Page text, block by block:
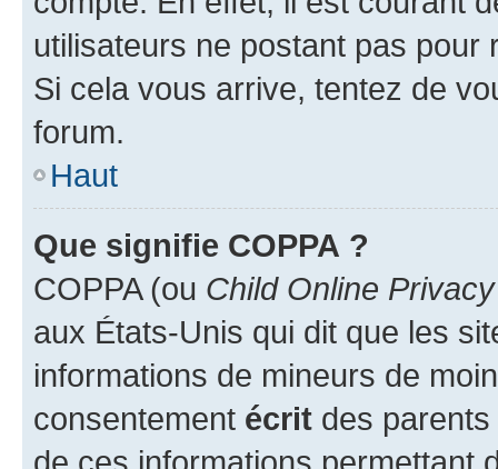
utilisateurs ne postant pas pour
Si cela vous arrive, tentez de
forum.
Haut
Que signifie COPPA ?
COPPA (ou Child Online
aux États-Unis qui dit que les
informations de mineurs de
consentement écrit des parents